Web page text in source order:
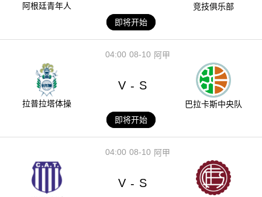
阿根廷青年人
竞技俱乐部
即将开始
08-10
04:00 阿甲
拉普拉塔体操
V - S
巴拉卡斯中央队
即将开始
08-10
04:00 阿甲
V - S